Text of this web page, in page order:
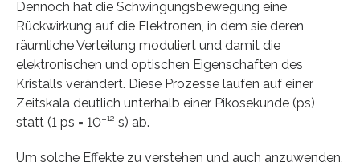
Dennoch hat die Schwingungsbewegung eine
Rückwirkung auf die Elektronen, in dem sie deren
räumliche Verteilung moduliert und damit die
elektronischen und optischen Eigenschaften des
Kristalls verändert. Diese Prozesse laufen auf einer
Zeitskala deutlich unterhalb einer Pikosekunde (ps)
statt (1 ps = 10⁻¹² s) ab.
Um solche Effekte zu verstehen und auch anzuwenden,